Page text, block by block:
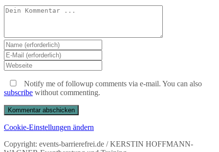
Kommentieren
Gib
deinen
Namen
oder
Benutzernamen
zum
Kommentieren
ein
Gib
deine
E-
Mail-
Adresse
zum
Kommentieren
ein
Gib
deine
Website-
URL
(optional)
Notify me of followup comments via e-mail. You can also
subscribe without commenting.
Cookie-Einstellungen ändern
Copyright: events-barrierefrei.de / KERSTIN HOFFMANN-